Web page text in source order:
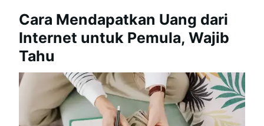
Cara Mendapatkan Uang dari
Internet untuk Pemula, Wajib
Tahu